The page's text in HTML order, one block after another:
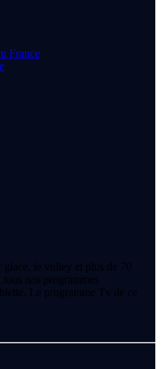
France
glace, le volley et plus de 70
nos programmes
Le programme Tv de ce